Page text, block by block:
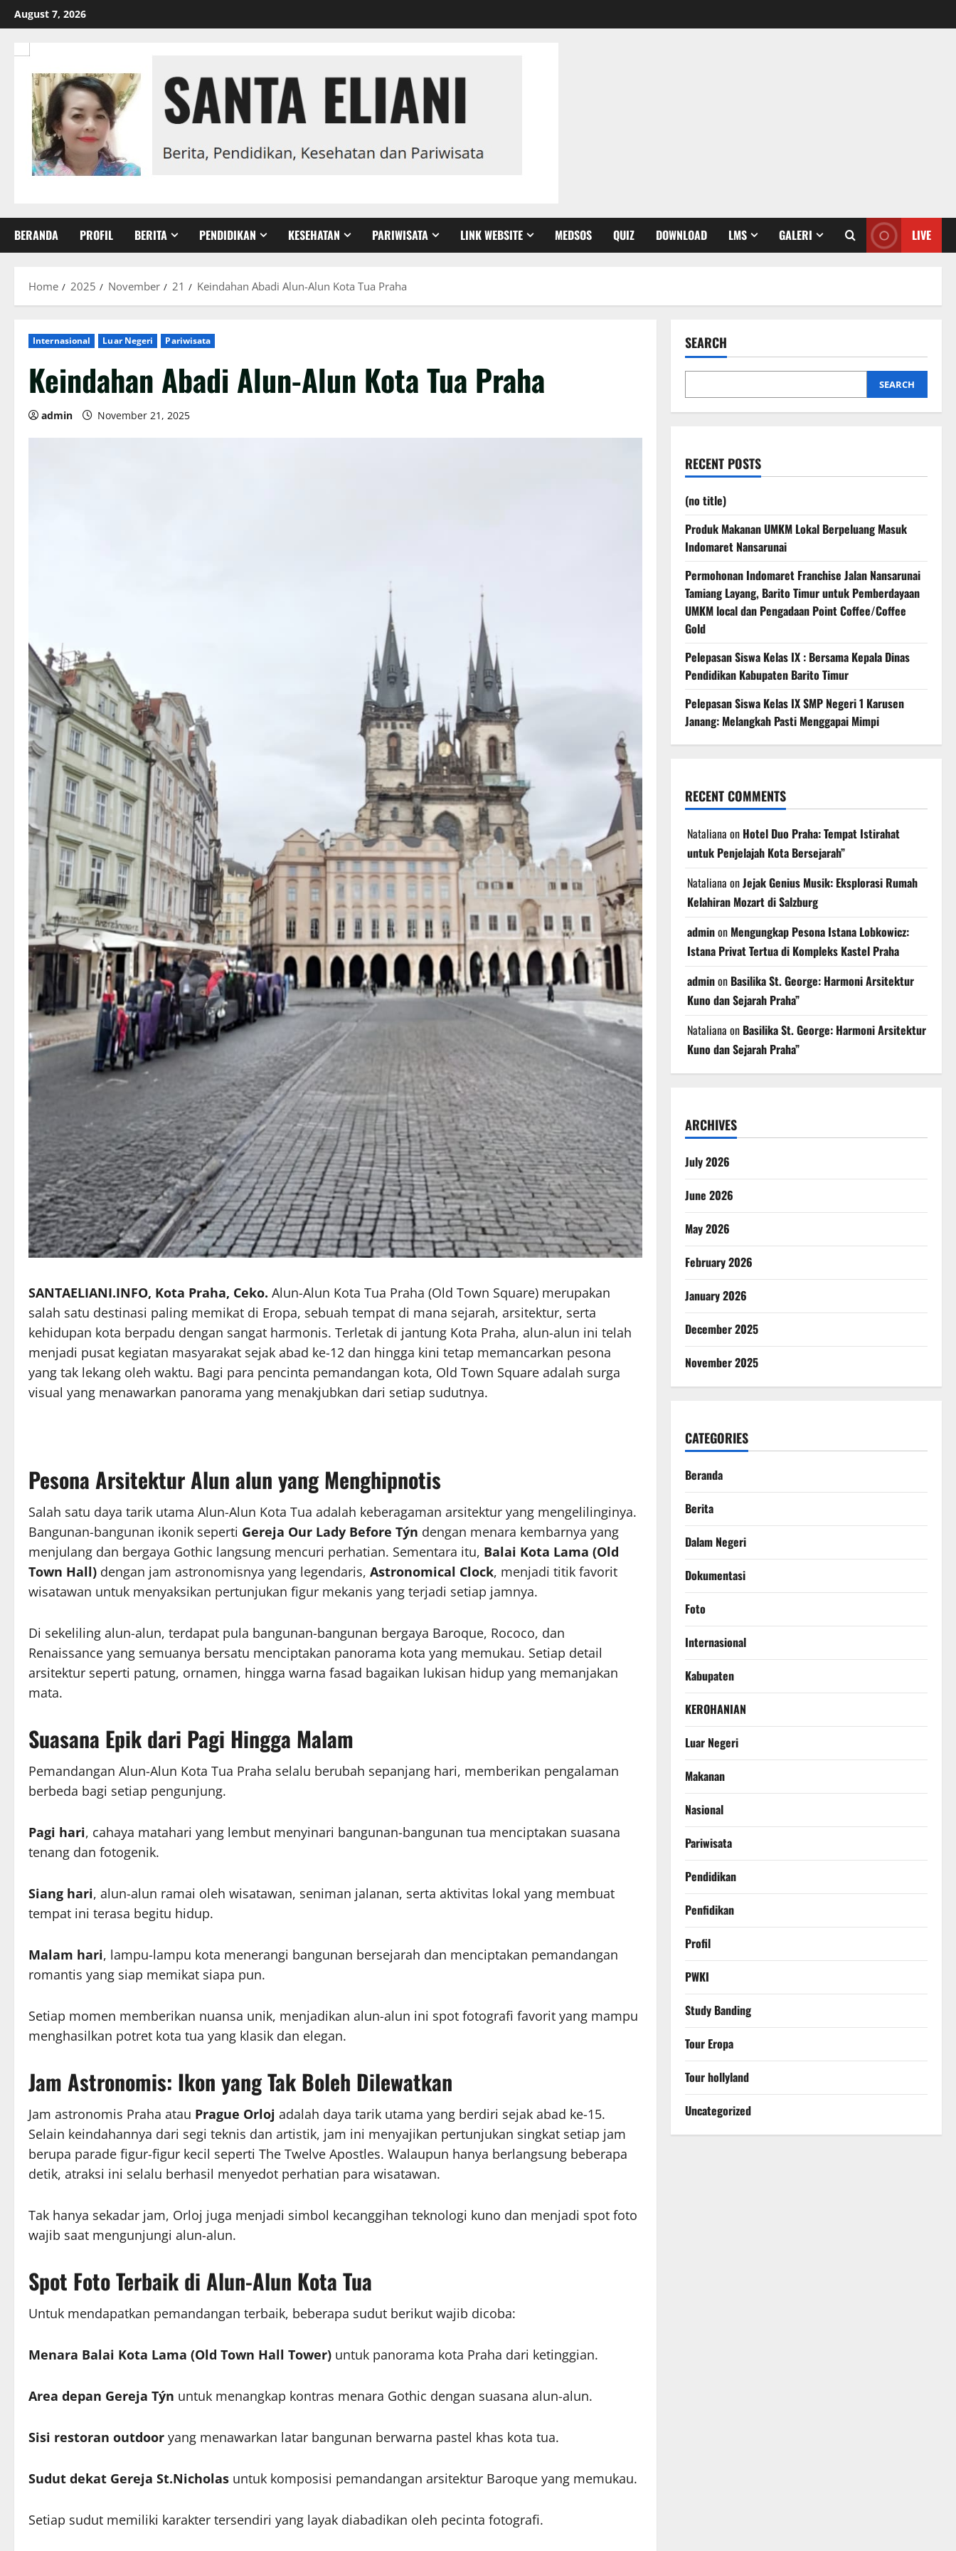
Skip
to
content
August 7, 2026
BERANDA PROFIL BERITA PENDIDIKAN KESEHATAN PARIWISATA LINK WEBSITE MEDSOS QUIZ DOWNLOAD LMS GALERI LIVE
Home 2025 November 21 Keindahan Abadi Alun-Alun Kota Tua Praha
Internasional Luar Negeri Pariwisata
Keindahan Abadi Alun-Alun Kota Tua Praha
admin November 21, 2025
SANTAELIANI.INFO, Kota Praha, Ceko. Alun-Alun Kota Tua Praha (Old Town Square) merupakan
salah satu destinasi paling memikat di Eropa, sebuah tempat di mana sejarah, arsitektur, serta
kehidupan kota berpadu dengan sangat harmonis. Terletak di jantung Kota Praha, alun-alun ini telah
menjadi pusat kegiatan masyarakat sejak abad ke-12 dan hingga kini tetap memancarkan pesona
yang tak lekang oleh waktu. Bagi para pencinta pemandangan kota, Old Town Square adalah surga
visual yang menawarkan panorama yang menakjubkan dari setiap sudutnya.
Pesona Arsitektur Alun alun yang Menghipnotis
Salah satu daya tarik utama Alun-Alun Kota Tua adalah keberagaman arsitektur yang mengelilinginya.
Bangunan-bangunan ikonik seperti Gereja Our Lady Before Týn dengan menara kembarnya yang
menjulang dan bergaya Gothic langsung mencuri perhatian. Sementara itu, Balai Kota Lama (Old
Town Hall) dengan jam astronomisnya yang legendaris, Astronomical Clock, menjadi titik favorit
wisatawan untuk menyaksikan pertunjukan figur mekanis yang terjadi setiap jamnya.
Di sekeliling alun-alun, terdapat pula bangunan-bangunan bergaya Baroque, Rococo, dan
Renaissance yang semuanya bersatu menciptakan panorama kota yang memukau. Setiap detail
arsitektur seperti patung, ornamen, hingga warna fasad bagaikan lukisan hidup yang memanjakan
mata.
Suasana Epik dari Pagi Hingga Malam
Pemandangan Alun-Alun Kota Tua Praha selalu berubah sepanjang hari, memberikan pengalaman
berbeda bagi setiap pengunjung.
Pagi hari, cahaya matahari yang lembut menyinari bangunan-bangunan tua menciptakan suasana
tenang dan fotogenik.
Siang hari, alun-alun ramai oleh wisatawan, seniman jalanan, serta aktivitas lokal yang membuat
tempat ini terasa begitu hidup.
Malam hari, lampu-lampu kota menerangi bangunan bersejarah dan menciptakan pemandangan
romantis yang siap memikat siapa pun.
Setiap momen memberikan nuansa unik, menjadikan alun-alun ini spot fotografi favorit yang mampu
menghasilkan potret kota tua yang klasik dan elegan.
Jam Astronomis: Ikon yang Tak Boleh Dilewatkan
Jam astronomis Praha atau Prague Orloj adalah daya tarik utama yang berdiri sejak abad ke-15.
Selain keindahannya dari segi teknis dan artistik, jam ini menyajikan pertunjukan singkat setiap jam
berupa parade figur-figur kecil seperti The Twelve Apostles. Walaupun hanya berlangsung beberapa
detik, atraksi ini selalu berhasil menyedot perhatian para wisatawan.
Tak hanya sekadar jam, Orloj juga menjadi simbol kecanggihan teknologi kuno dan menjadi spot foto
wajib saat mengunjungi alun-alun.
Spot Foto Terbaik di Alun-Alun Kota Tua
Untuk mendapatkan pemandangan terbaik, beberapa sudut berikut wajib dicoba:
Menara Balai Kota Lama (Old Town Hall Tower) untuk panorama kota Praha dari ketinggian.
Area depan Gereja Týn untuk menangkap kontras menara Gothic dengan suasana alun-alun.
Sisi restoran outdoor yang menawarkan latar bangunan berwarna pastel khas kota tua.
Sudut dekat Gereja St.Nicholas untuk komposisi pemandangan arsitektur Baroque yang memukau.
Setiap sudut memiliki karakter tersendiri yang layak diabadikan oleh pecinta fotografi.
SEARCH
SEARCH
RECENT POSTS
(no title)
Produk Makanan UMKM Lokal Berpeluang Masuk
Indomaret Nansarunai
Permohonan Indomaret Franchise Jalan Nansarunai
Tamiang Layang, Barito Timur untuk Pemberdayaan
UMKM local dan Pengadaan Point Coffee/Coffee
Gold
Pelepasan Siswa Kelas IX : Bersama Kepala Dinas
Pendidikan Kabupaten Barito Timur
Pelepasan Siswa Kelas IX SMP Negeri 1 Karusen
Janang: Melangkah Pasti Menggapai Mimpi
RECENT COMMENTS
Nataliana on Hotel Duo Praha: Tempat Istirahat
untuk Penjelajah Kota Bersejarah”
Nataliana onJejak Genius Musik: Eksplorasi Rumah
Kelahiran Mozart di Salzburg
adminon Mengungkap Pesona Istana Lobkowicz:
Istana Privat Tertua di Kompleks Kastel Praha
adminon Basilika St. George: Harmoni Arsitektur
Kuno dan Sejarah Praha”
Nataliana on Basilika St. George: Harmoni Arsitektur
Kuno dan Sejarah Praha”
ARCHIVES
July 2026
June 2026
May 2026
February 2026
January 2026
December 2025
November 2025
CATEGORIES
Beranda
Berita
Dalam Negeri
Dokumentasi
Foto
Internasional
Kabupaten
KEROHANIAN
Luar Negeri
Makanan
Nasional
Pariwisata
Pendidikan
Penfidikan
Profil
PWKI
Study Banding
Tour Eropa
Tour hollyland
Uncategorized